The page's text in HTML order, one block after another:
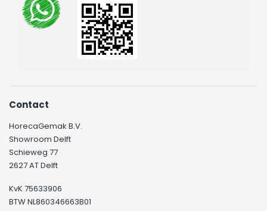
Contact
HorecaGemak B.V.
Showroom Delft
Schieweg 77
2627 AT Delft
KvK 75633906
BTW NL860346663B01